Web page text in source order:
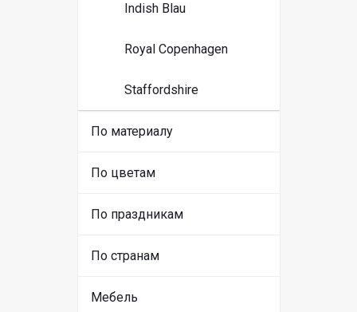
Indish Blau
Royal Copenhagen
Staffordshire
По материалу
По цветам
По праздникам
По странам
Мебель